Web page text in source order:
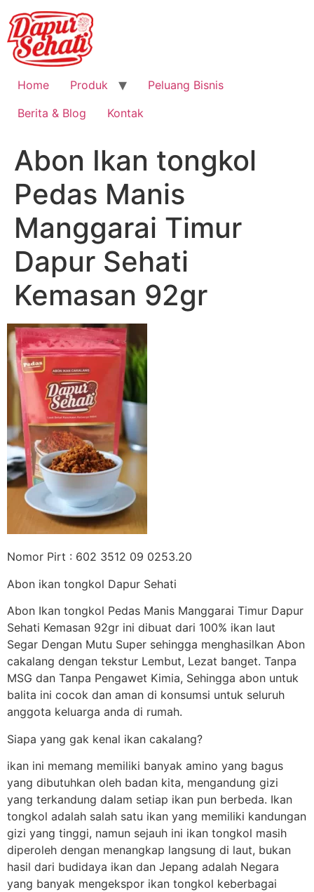
Home Produk
Peluang Bisnis
Berita & Blog
Kontak
Abon Ikan tongkol
Pedas Manis
Manggarai Timur
Dapur Sehati
Kemasan 92gr
Nomor Pirt : 602 3512 09 0253.20
Abon ikan tongkol Dapur Sehati
Abon Ikan tongkol Pedas Manis Manggarai Timur Dapur
Sehati Kemasan 92gr ini dibuat dari 100% ikan laut
Segar Dengan Mutu Super sehingga menghasilkan Abon
cakalang dengan tekstur Lembut, Lezat banget. Tanpa
MSG dan Tanpa Pengawet Kimia, Sehingga abon untuk
balita ini cocok dan aman di konsumsi untuk seluruh
anggota keluarga anda di rumah.
Siapa yang gak kenal ikan cakalang?
ikan ini memang memiliki banyak amino yang bagus
yang dibutuhkan oleh badan kita, mengandung gizi
yang terkandung dalam setiap ikan pun berbeda. Ikan
tongkol adalah salah satu ikan yang memiliki kandungan
gizi yang tinggi, namun sejauh ini ikan tongkol masih
diperoleh dengan menangkap langsung di laut, bukan
hasil dari budidaya ikan dan Jepang adalah Negara
yang banyak mengekspor ikan tongkol keberbagai